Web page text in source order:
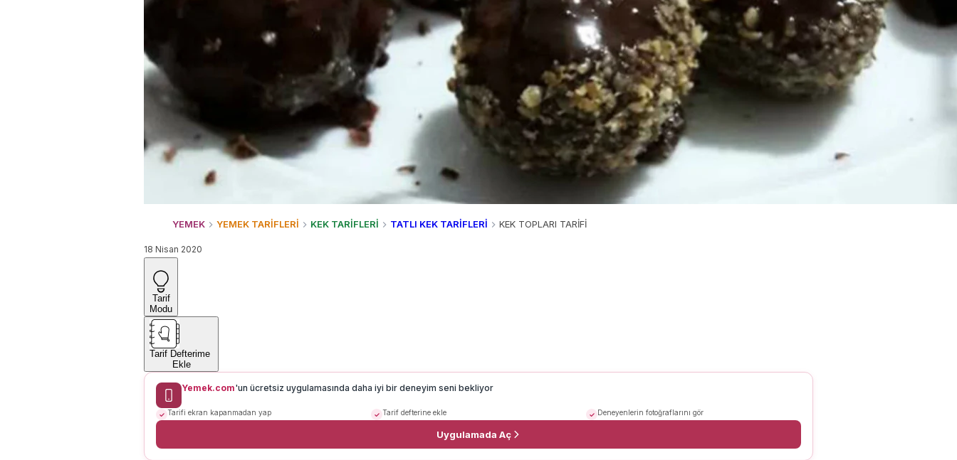
YEMEK YEMEK TARİFLERİ KEK TARİFLERİ TATLI KEK TARİFLERİ KEK TOPLARI TARİFİ
18 Nisan 2020
Tarif
Modu
Tarif Defterime
Ekle
Yemek.com'un ücretsiz uygulamasında daha iyi bir deneyim seni bekliyor
Tarifi ekran kapanmadan yap Tarif defterine ekle Deneyenlerin fotoğraflarını gör
Uygulamada Aç